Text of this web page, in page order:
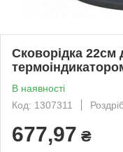
Сковорідка 22см
В наявності
Код: 1307311
677,97 ₴